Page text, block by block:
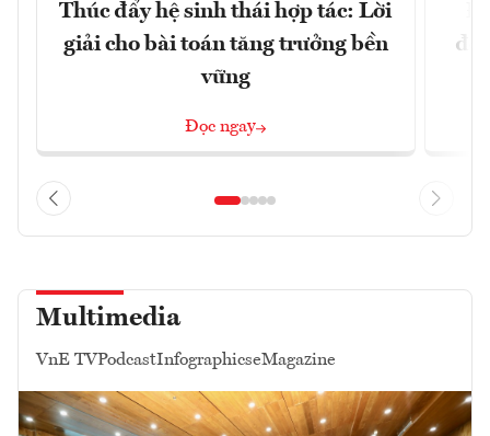
Thúc đẩy hệ sinh thái hợp tác: Lời
giải cho bài toán tăng trưởng bền
vững
Đọc ngay
Multimedia
VnE TVPodcastInfographicseMagazine